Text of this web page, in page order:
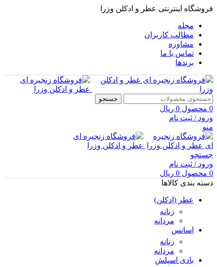
فروشگاه اینترنتی عطر و ادکلن وزرا
مجله
مطالب کاربران
مشاوره
تماس با ما
برندها
جستجو
0 محصول 0 ریال
ورود / ثبت نام
منو
جستجو
ورود / ثبت نام
0 محصول 0 ریال
دسته بندی کالاها
عطر (ادکلن)
زنانه
مردانه
اسانس
زنانه
مردانه
بادی اسپلش